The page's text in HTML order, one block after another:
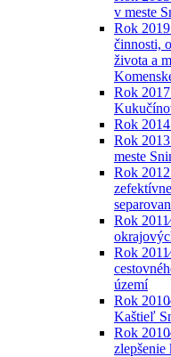
v meste
Rok
činnosti,
života a
Rok
Rok
Rok
meste
Rok
Rok
Rok
území
Rok
Kaštieľ
Rok
zlepšenie